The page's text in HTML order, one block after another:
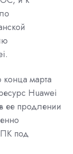
марта
Huawei
в ее продлении
под